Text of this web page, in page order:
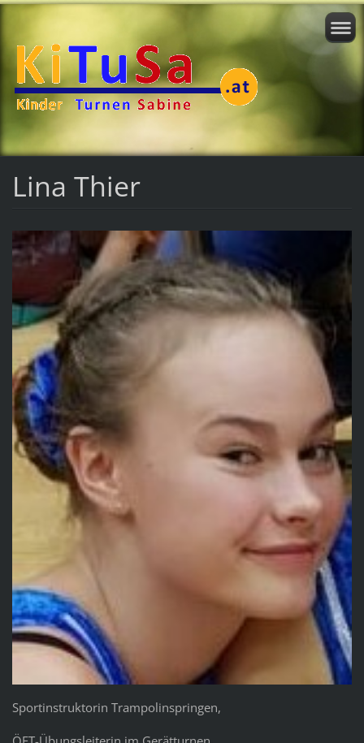
Lina Thier
Sportinstruktorin Trampolinspringen,